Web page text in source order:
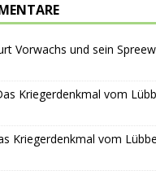
Vorwachs und sein
Kriegerdenkmal vom
Kriegerdenkmal vom